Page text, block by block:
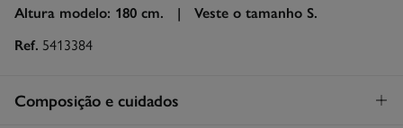
Altura modelo: 180 cm. | Veste o tamanho S.
Ref. 5413384
Composição e cuidados